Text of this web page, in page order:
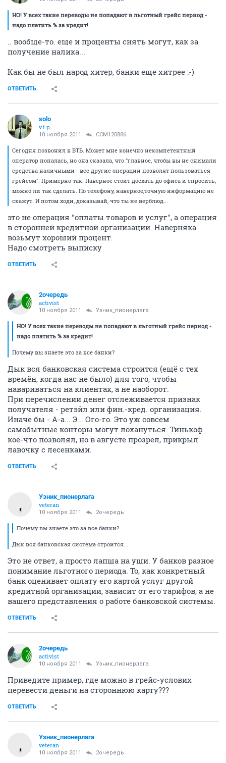
НО! У всех такие переводы не попадают в льготный грейс период -
надо платить % за кредит!
.. вообще-то. еще и проценты снять могут, как за
получение налика...
Как бы не был народ хитер, банки еще хитрее :-)
ОТВЕТИТЬ
solo
v.i.p.
10 ноября 2011 CCM120886
Сегодня позвонил в ВТБ. Может мне конечно некомпетентный
оператор попалась, но она сказала, что "главное, чтобы вы не снимали
средства наличными - все другие операции позволят пользоваться
грейсом". Примерно так. Наверное стоит доехать до офиса и спросить,
можно ли так сделать. По телефону, наверное,точную информацию не
скажут. И потом ходи, доказывай, что ты не верблюд...
это не операция "оплаты товаров и услуг", а операция
в сторонней кредитной организации. Наверняка
возьмут хороший процент.
Надо смотреть выписку
ОТВЕТИТЬ
2очередь
activist
10 ноября 2011 Узник_пионерлага
НО! У всех такие переводы не попадают в льготный грейс период -
надо платить % за кредит!
Почему вы знаете это за все банки?
Дык вся банковская система строится (ещё с тех
времён, когда нас не было) для того, чтобы
навариваться на клиентах, а не наоборот.
При перечислении денег отслеживается признак
получателя - ретэйл или фин.-кред. организация.
Иначе бы - А-а... Э... Ого-го. Это уж совсем
самобытные конторы могут лохануться. Тинькоф
кое-что позволял, но в августе прозрел, прикрыл
лавочку с лесенками.
ОТВЕТИТЬ
Узник_пионерлага
veteran
10 ноября 2011 2очередь
Почему вы знаете это за все банки?
Дык вся банковская система строится...
Это не ответ, а просто лапша на уши. У банков разное
понимание льготного периода. То, как конкретный
банк оценивает оплату его картой услуг другой
кредитной организации, зависит от его тарифов, а не
вашего представления о работе банковской системы.
ОТВЕТИТЬ
2очередь
activist
10 ноября 2011 Узник_пионерлага
Приведите пример, где можно в грейс-услових
перевести деньги на стороннюю карту???
ОТВЕТИТЬ
Узник_пионерлага
veteran
10 ноября 2011 2очередь